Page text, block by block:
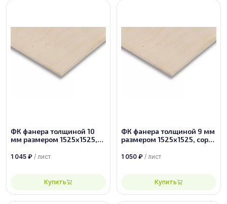
ФК фанера толщиной 10
мм размером 1525х1525,
1 045 ₽ / лист
Купить
ФК фанера толщиной 9 мм
размером 1525х1525, сорт
1 050 ₽ / лист
Купить